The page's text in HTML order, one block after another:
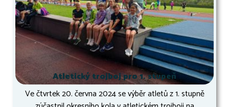
Atletický trojboj pro 1. stupeň
Ve čtvrtek 20. června 2024 se výběr atletů z 1. stupně